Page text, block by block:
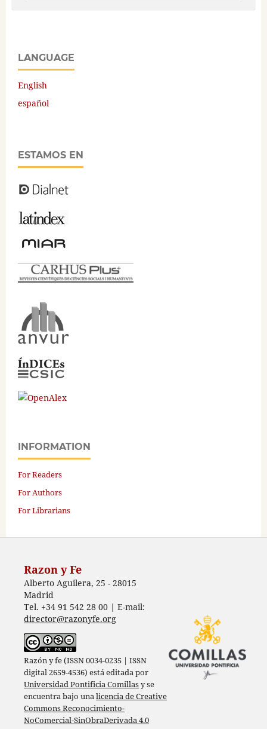
LANGUAGE
English
español
ESTAMOS EN
INFORMATION
For Readers
For Authors
For Librarians
Razon y Fe
Alberto Aguilera, 25 - 28015
Madrid
Tel. +34 91 542 28 00 | E-mail:
director@razonyfe.org
Razón y fe (ISSN 0034-0235 | ISSN
digital 2659-4536) está editada por
Universidad Pontificia Comillasy se
encuentra bajo unalicencia de Creative
Commons Reconocimiento-
NoComercial-SinObraDerivada 4.0